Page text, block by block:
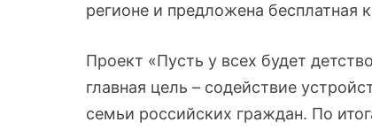
регионе и предложена бесплатная
Проект «Пусть у всех будет
главная цель – содействие
семьи российских граждан. По